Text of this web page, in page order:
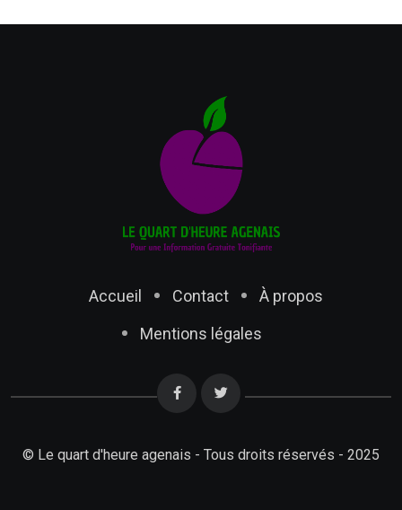
Accueil Contact
À propos
Mentions légales
© Le quart d'heure agenais - Tous droits réservés - 2025